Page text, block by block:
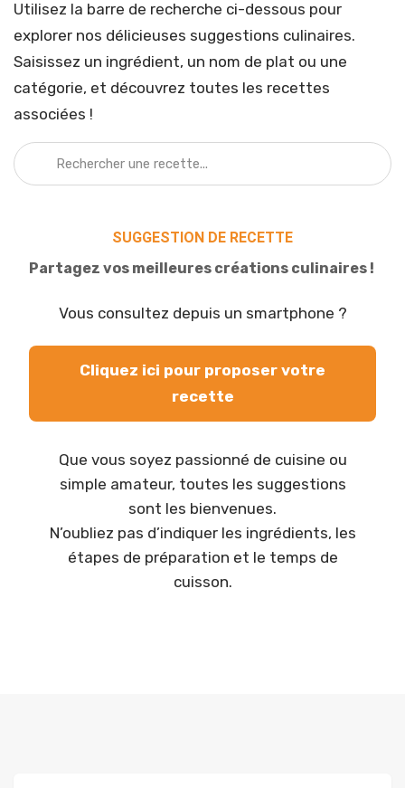
Utilisez la barre de recherche ci-dessous pour
explorer nos délicieuses suggestions culinaires.
Saisissez un ingrédient, un nom de plat ou une
catégorie, et découvrez toutes les recettes
associées !
SUGGESTION DE RECETTE
Partagez vos meilleures créations culinaires !
Vous consultez depuis un smartphone ?
Cliquez ici pour proposer votre
recette
Que vous soyez passionné de cuisine ou
simple amateur, toutes les suggestions
sont les bienvenues.
N’oubliez pas d’indiquer les ingrédients, les
étapes de préparation et le temps de
cuisson.